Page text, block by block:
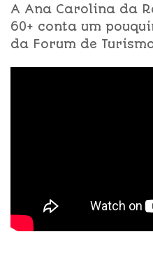
A Ana Carolina da
60+ conta um
da Forum de